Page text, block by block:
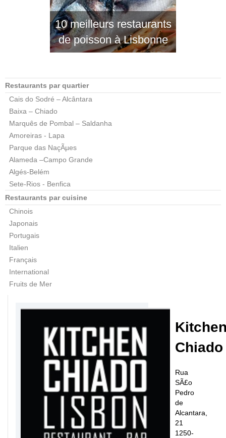
10 meilleurs restaurants
de poisson à Lisbonne
Restaurants par quartier
Cais do Sodré – Alcântara
Baixa – Chiado
Marquês de Pombal – Saldanha
Amoreiras - Lapa
Parque das NaçÃµes
Alameda –Campo Grande
Algés-Belém
Sete-Rios - Benfica
Restaurants par cuisine
Chinois
Japonais
Portugais
Italien
Français
International
Fruits de Mer
Chiado
Rua
SÃ£o
Pedro
de
Alcantara,
21
1250-